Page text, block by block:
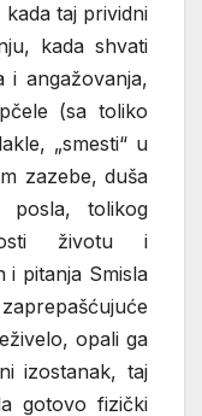
taj prividni
kada shvati
i angažovanja,
(sa toliko
„smesti“ u
zazebe, duša
posla, tolikog
životu i
i pitanja Smisla
opali ga
izostanak, taj
gotovo fizički